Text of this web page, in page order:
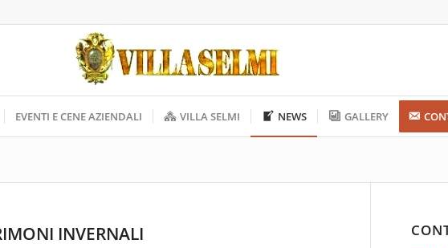
EVENTI E CENE AZIENDALI VILLA SELMI NEWS GALLERY
INVERNALI